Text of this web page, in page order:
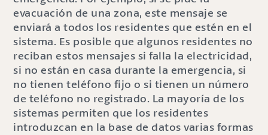
evacuación de una zona, este mensaje se
enviará a todos los residentes que estén en el
sistema. Es posible que algunos residentes no
reciban estos mensajes si falla la electricidad,
si no están en casa durante la emergencia, si
no tienen teléfono fijo o si tienen un número
de teléfono no registrado. La mayoría de los
sistemas permiten que los residentes
introduzcan en la base de datos varias formas